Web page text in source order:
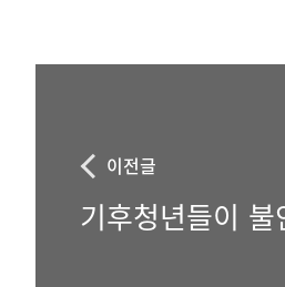
기후청년들이
이전글